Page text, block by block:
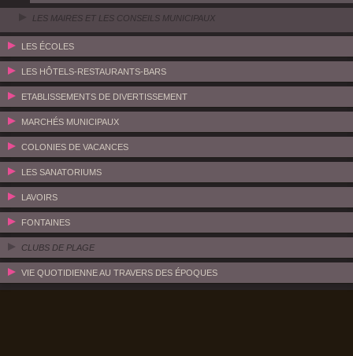
LES MAIRES ET LES CONSEILS MUNICIPAUX
LES ÉCOLES
LES HÔTELS-RESTAURANTS-BARS
ETABLISSEMENTS DE DIVERTISSEMENT
MARCHÉS MUNICIPAUX
COLONIES DE VACANCES
LES SANATORIUMS
LAVOIRS
FONTAINES
CLUBS DE PLAGE
VIE QUOTIDIENNE AU TRAVERS DES ÉPOQUES